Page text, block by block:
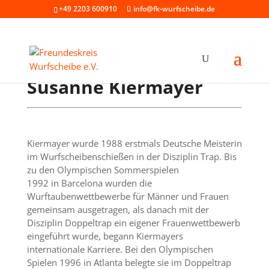
+49 2203 600910 info@fk-wurfscheibe.de
Susanne Kiermayer
Kiermayer wurde 1988 erstmals Deutsche Meisterin
im Wurfscheibenschießen in der Disziplin Trap. Bis
zu den Olympischen Sommerspielen
1992 in Barcelona wurden die
Wurftaubenwettbewerbe für Männer und Frauen
gemeinsam ausgetragen, als danach mit der
Disziplin Doppeltrap ein eigener Frauenwettbewerb
eingeführt wurde, begann Kiermayers
internationale Karriere. Bei den Olympischen
Spielen 1996 in Atlanta belegte sie im Doppeltrap